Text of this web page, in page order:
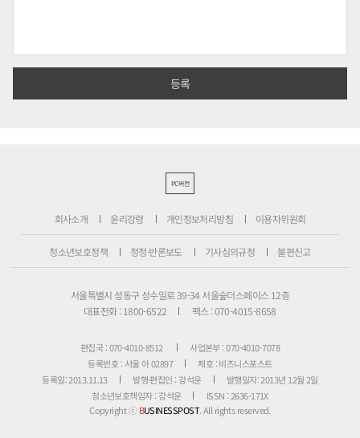
PC버전
회사소개 윤리강령 개인정보처리방침 이용자위원회
청소년보호정책 정정·반론보도 기사심의규정 불편신고
서울특별시 성동구 성수일로 39-34 서울숲더스페이스 12층
대표전화 : 1800-6522
팩스 : 070-4015-8658
편집국 : 070-4010-8512
사업본부 : 070-4010-7078
등록번호 : 서울 아 02897
제호 : 비즈니스포스트
등록일: 2013.11.13
발행·편집인 : 강석운
발행일자: 2013년 12월 2일
청소년보호책임자 : 강석운
ISSN : 2636-171X
Copyright ⓒBUSINESSPOST. All rights reserved.